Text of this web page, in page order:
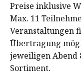
Preise inklusive
Max. 11
Veranstaltungen
Übertragung
jeweiligen Abend
Sortiment.